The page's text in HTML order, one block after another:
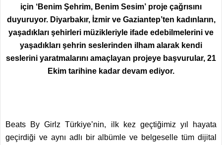
için ‘Benim Şehrim, Benim Sesim’ proje çağrısını
duyuruyor. Diyarbakır, İzmir ve Gaziantep’ten kadınların,
yaşadıkları şehirleri müzikleriyle ifade edebilmelerini ve
yaşadıkları şehrin seslerinden ilham alarak kendi
seslerini yaratmalarını amaçlayan projeye başvurular, 21
Ekim tarihine kadar devam ediyor.
Beats By Girlz Türkiye’nin, ilk kez geçtiğimiz yıl hayata
geçirdiği ve aynı adlı bir albümle ve belgeselle tüm dijital